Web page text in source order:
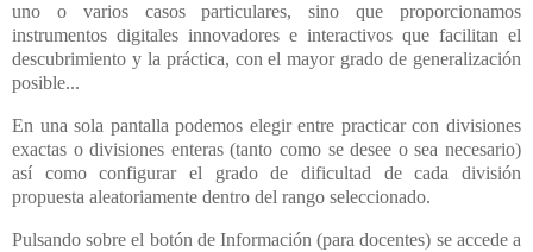
uno o varios casos particulares, sino que proporcionamos
instrumentos digitales innovadores e interactivos que facilitan el
descubrimiento y la práctica, con el mayor grado de generalización
posible...
En una sola pantalla podemos elegir entre practicar con divisiones
exactas o divisiones enteras (tanto como se desee o sea necesario)
así como configurar el grado de dificultad de cada división
propuesta aleatoriamente dentro del rango seleccionado.
Pulsando sobre el botón de Información (para docentes) se accede a